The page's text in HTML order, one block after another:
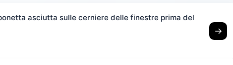
asciutta sulle cerniere delle finestre prima del
→